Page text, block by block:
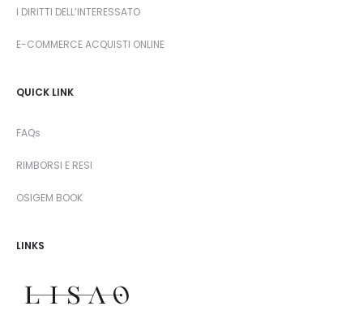
I DIRITTI DELL’INTERESSATO
E-COMMERCE ACQUISTI ONLINE
QUICK LINK
FAQs
RIMBORSI E RESI
OSIGEM BOOK
LINKS